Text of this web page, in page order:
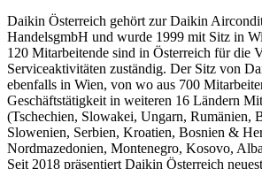
Daikin Österreich gehört zur Daikin
HandelsgmbH und wurde 1999 mit Sitz in
120 Mitarbeitende sind in Österreich für die
Serviceaktivitäten zuständig. Der Sitz von
ebenfalls in Wien, von wo aus 700
Geschäftstätigkeit in weiteren 16 Ländern
(Tschechien, Slowakei, Ungarn, Rumänien,
Slowenien, Serbien, Kroatien, Bosnien &
Nordmazedonien, Montenegro, Kosovo,
Seit 2018 präsentiert Daikin Österreich